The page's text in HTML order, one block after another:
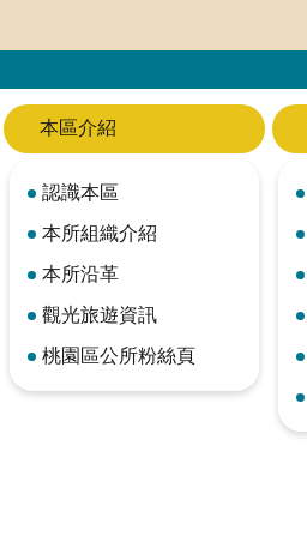
本區介紹
認識本區
本所組織介紹
本所沿革
觀光旅遊資訊
桃園區公所粉絲頁